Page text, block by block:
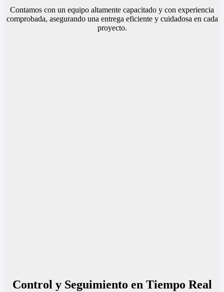
Contamos con un equipo altamente capacitado y con experiencia
comprobada, asegurando una entrega eficiente y cuidadosa en cada
proyecto.
Control y Seguimiento en Tiempo Real